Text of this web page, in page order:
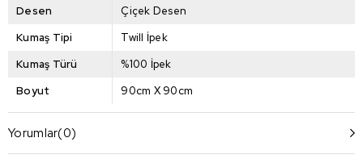
Desen
Çiçek Desen
Kumaş Tipi
Twill İpek
Kumaş Türü
%100 İpek
Boyut
90cm X 90cm
Yorumlar(0)